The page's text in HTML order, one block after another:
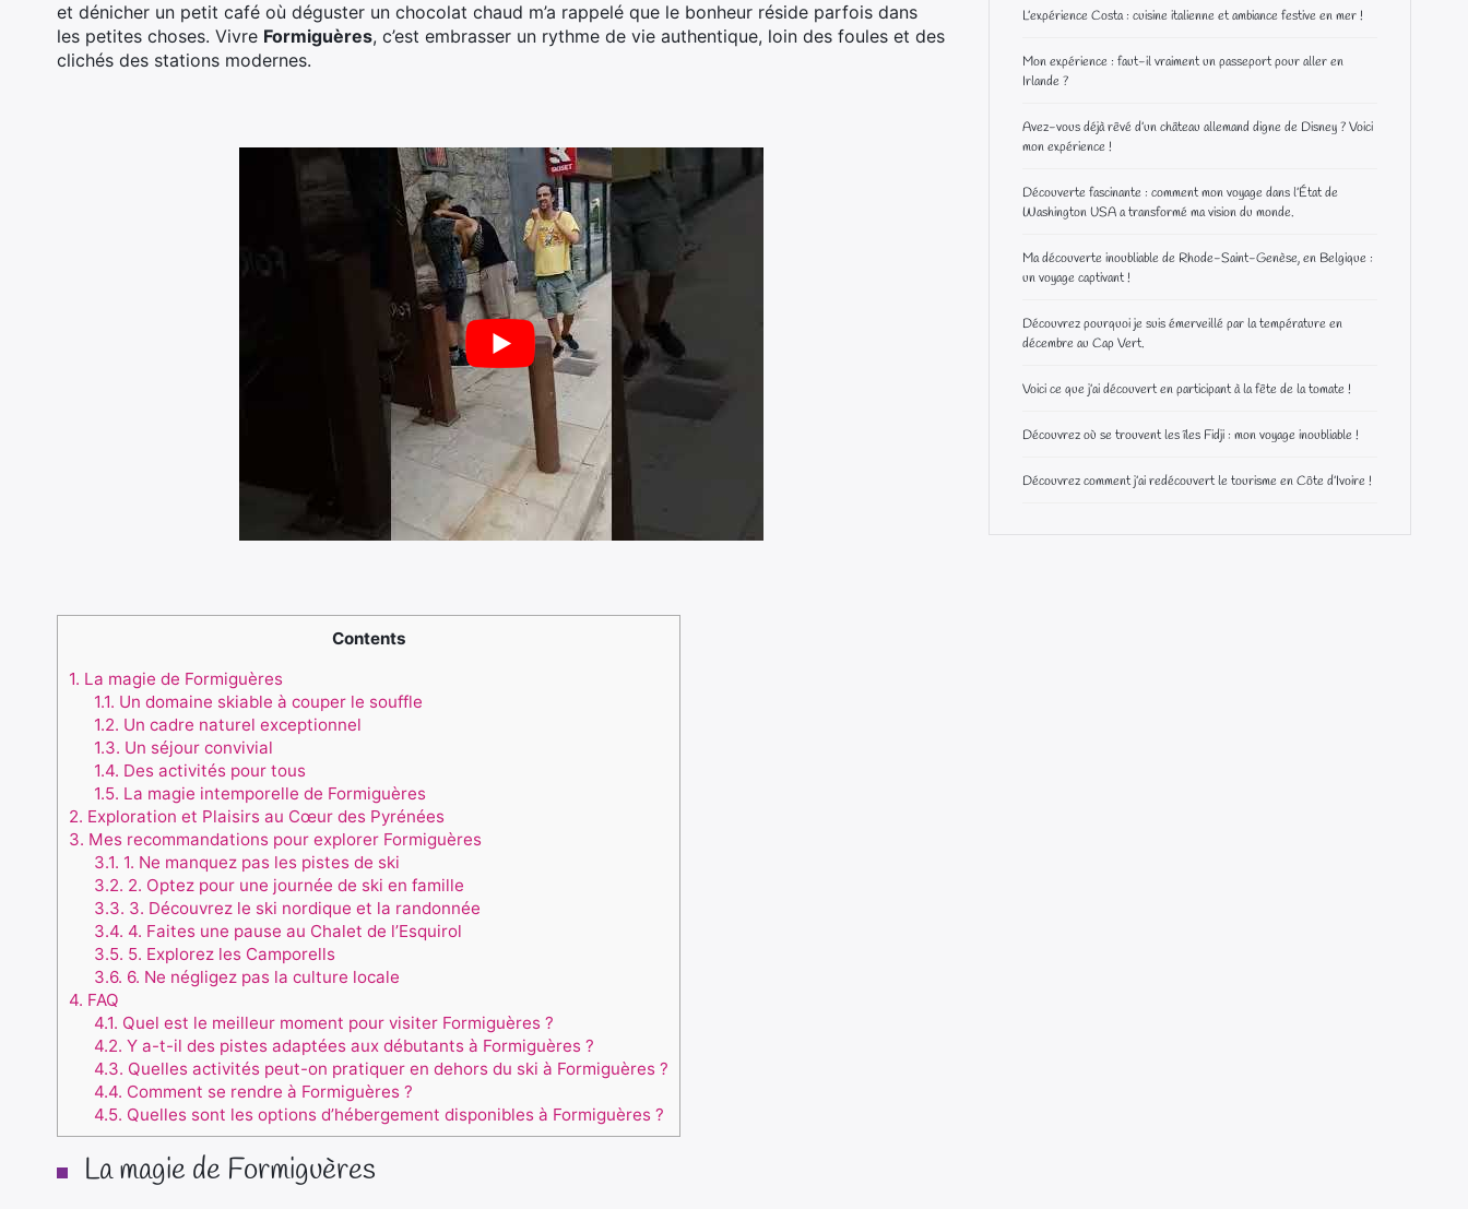
et dénicher un petit café où déguster un chocolat chaud m’a rappelé que le bonheur réside parfois dans
les petites choses. Vivre Formiguères, c’est embrasser un rythme de vie authentique, loin des foules et des
clichés des stations modernes.
Contents
1. La magie de Formiguères
1.1. Un domaine skiable à couper le souffle
1.2. Un cadre naturel exceptionnel
1.3. Un séjour convivial
1.4. Des activités pour tous
1.5. La magie intemporelle de Formiguères
2. Exploration et Plaisirs au Cœur des Pyrénées
3. Mes recommandations pour explorer Formiguères
3.1. 1. Ne manquez pas les pistes de ski
3.2. 2. Optez pour une journée de ski en famille
3.3. 3. Découvrez le ski nordique et la randonnée
3.4. 4. Faites une pause au Chalet de l’Esquirol
3.5. 5. Explorez les Camporells
3.6. 6. Ne négligez pas la culture locale
4. FAQ
4.1. Quel est le meilleur moment pour visiter Formiguères ?
4.2. Y a-t-il des pistes adaptées aux débutants à Formiguères ?
4.3. Quelles activités peut-on pratiquer en dehors du ski à Formiguères ?
4.4. Comment se rendre à Formiguères ?
4.5. Quelles sont les options d’hébergement disponibles à Formiguères ?
La magie de Formiguères
L’expérience Costa : cuisine italienne et ambiance festive en mer !
Mon expérience : faut-il vraiment un passeport pour aller en
Irlande ?
Avez-vous déjà rêvé d’un château allemand digne de Disney ? Voici
mon expérience !
Découverte fascinante : comment mon voyage dans l’État de
Washington USA a transformé ma vision du monde.
Ma découverte inoubliable de Rhode-Saint-Genèse, en Belgique :
un voyage captivant !
Découvrez pourquoi je suis émerveillé par la température en
décembre au Cap Vert.
Voici ce que j’ai découvert en participant à la fête de la tomate !
Découvrez où se trouvent les îles Fidji : mon voyage inoubliable !
Découvrez comment j’ai redécouvert le tourisme en Côte d’Ivoire !